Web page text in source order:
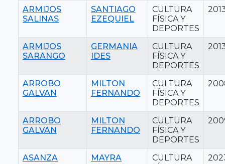
ARMIJOS
SALINAS
SANTIAGO
EZEQUIEL
CULTURA
FÍSICA Y
DEPORTES
ARMIJOS
SARANGO
GERMANIA
IDES
CULTURA
FÍSICA Y
DEPORTES
ARROBO
GALVAN
MILTON
FERNANDO
CULTURA
FÍSICA Y
DEPORTES
ARROBO
GALVAN
MILTON
FERNANDO
CULTURA
FÍSICA Y
DEPORTES
ASANZA
MAYRA
CULTURA